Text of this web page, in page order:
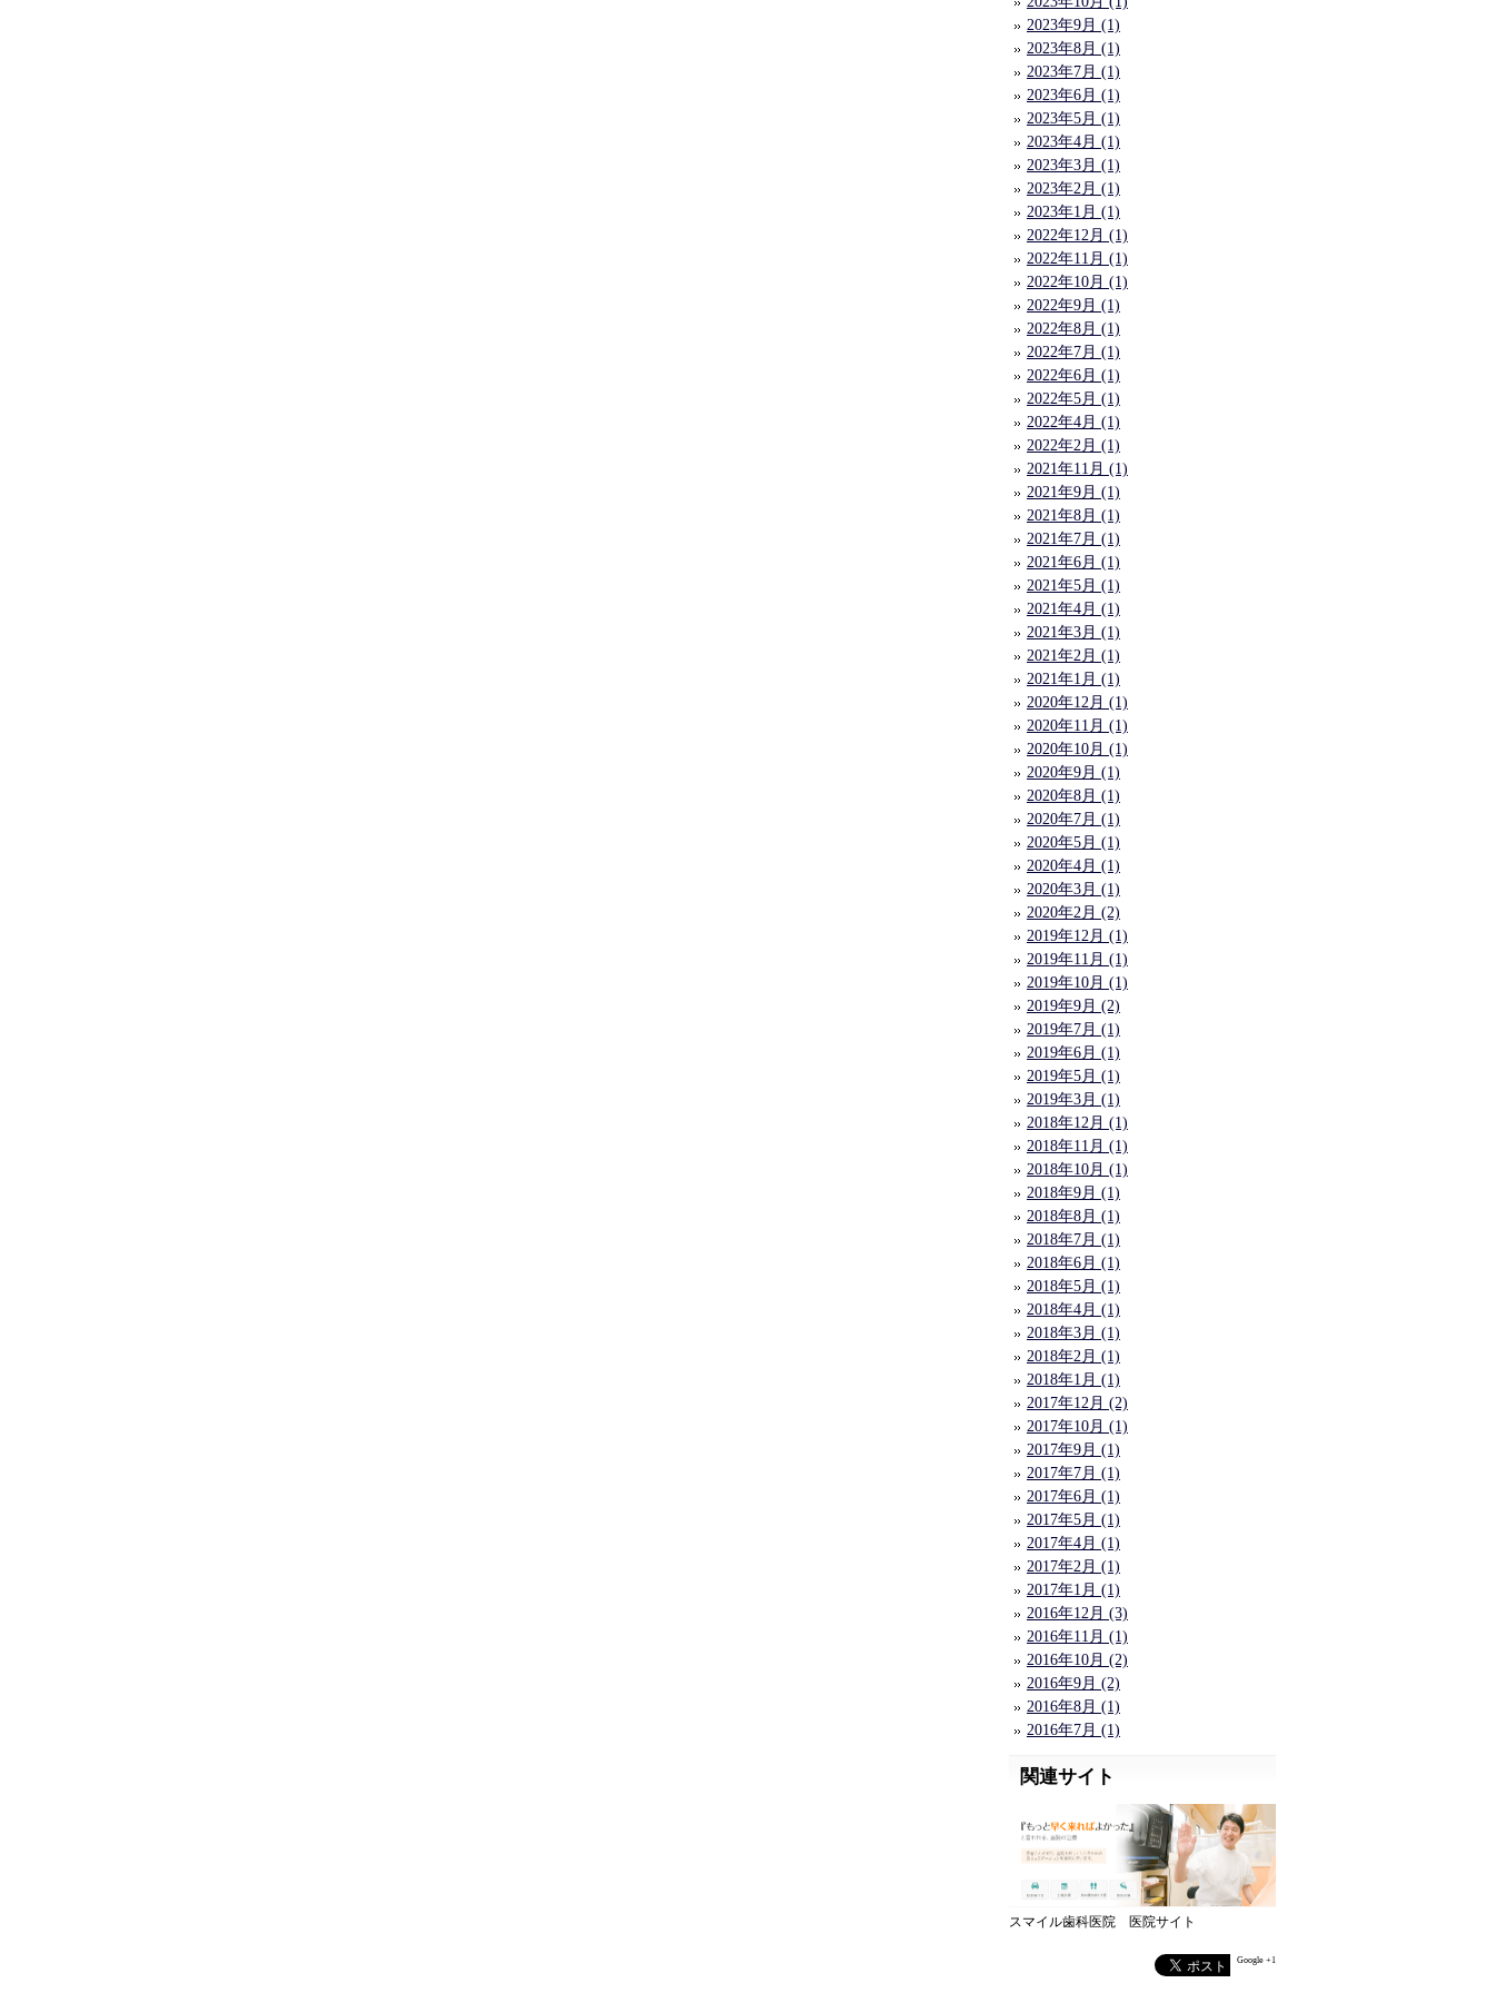
2023年9月 (1)
2023年8月 (1)
2023年7月 (1)
2023年6月 (1)
2023年5月 (1)
2023年4月 (1)
2023年3月 (1)
2023年2月 (1)
2023年1月 (1)
2022年12月 (1)
2022年11月 (1)
2022年10月 (1)
2022年9月 (1)
2022年8月 (1)
2022年7月 (1)
2022年6月 (1)
2022年5月 (1)
2022年4月 (1)
2022年2月 (1)
2021年11月 (1)
2021年9月 (1)
2021年8月 (1)
2021年7月 (1)
2021年6月 (1)
2021年5月 (1)
2021年4月 (1)
2021年3月 (1)
2021年2月 (1)
2021年1月 (1)
2020年12月 (1)
2020年11月 (1)
2020年10月 (1)
2020年9月 (1)
2020年8月 (1)
2020年7月 (1)
2020年5月 (1)
2020年4月 (1)
2020年3月 (1)
2020年2月 (2)
2019年12月 (1)
2019年11月 (1)
2019年10月 (1)
2019年9月 (2)
2019年7月 (1)
2019年6月 (1)
2019年5月 (1)
2019年3月 (1)
2018年12月 (1)
2018年11月 (1)
2018年10月 (1)
2018年9月 (1)
2018年8月 (1)
2018年7月 (1)
2018年6月 (1)
2018年5月 (1)
2018年4月 (1)
2018年3月 (1)
2018年2月 (1)
2018年1月 (1)
2017年12月 (2)
2017年10月 (1)
2017年9月 (1)
2017年7月 (1)
2017年6月 (1)
2017年5月 (1)
2017年4月 (1)
2017年2月 (1)
2017年1月 (1)
2016年12月 (3)
2016年11月 (1)
2016年10月 (2)
2016年9月 (2)
2016年8月 (1)
2016年7月 (1)
関連サイト
スマイル歯科医院 医院サイト
Google +1